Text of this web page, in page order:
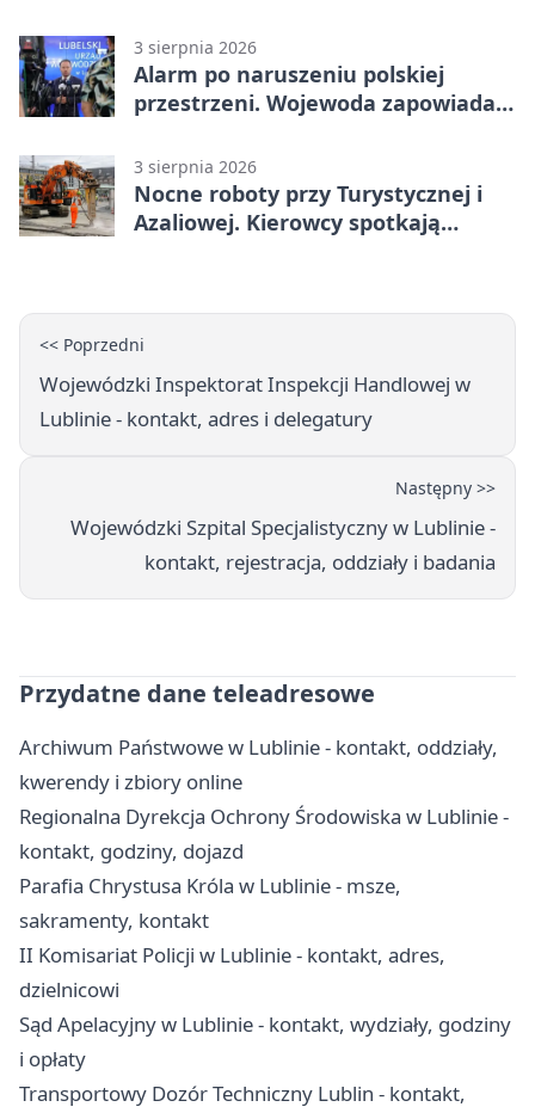
3 sierpnia 2026
Alarm po naruszeniu polskiej
przestrzeni. Wojewoda zapowiada
3 sierpnia 2026
Nocne roboty przy Turystycznej i
Azaliowej. Kierowcy spotkają
<< Poprzedni
Wojewódzki Inspektorat Inspekcji Handlowej w
Lublinie - kontakt, adres i delegatury
Następny >>
Wojewódzki Szpital Specjalistyczny w Lublinie -
kontakt, rejestracja, oddziały i badania
Przydatne dane teleadresowe
Archiwum Państwowe w Lublinie - kontakt, oddziały,
kwerendy i zbiory online
Regionalna Dyrekcja Ochrony Środowiska w Lublinie -
kontakt, godziny, dojazd
Parafia Chrystusa Króla w Lublinie - msze,
sakramenty, kontakt
II Komisariat Policji w Lublinie - kontakt, adres,
dzielnicowi
Sąd Apelacyjny w Lublinie - kontakt, wydziały, godziny
i opłaty
Transportowy Dozór Techniczny Lublin - kontakt,